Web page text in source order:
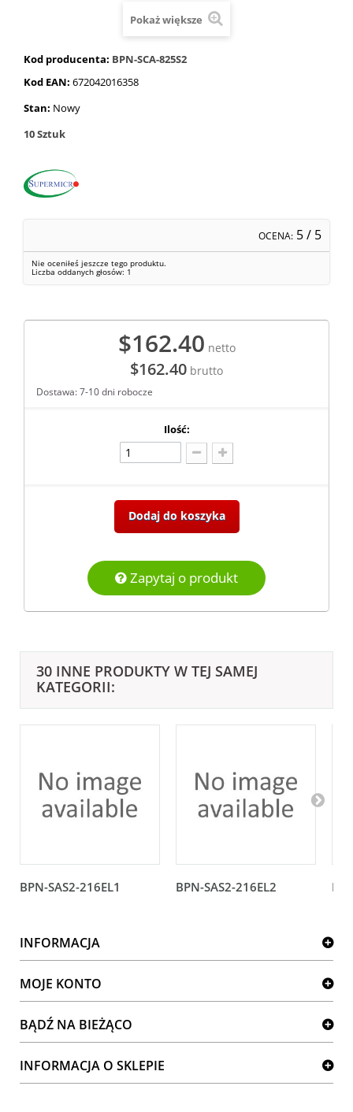
Pokaż większe
Kod producenta: BPN-SCA-825S2
Kod EAN: 672042016358
Stan: Nowy
10Sztuk
OCENA: 5/ 5
Nie oceniłeś jeszcze tego produktu.
Liczba oddanych głosów: 1
$162.40 netto
$162.40 brutto
Dostawa: 7-10 dni robocze
Ilość:
Dodaj do koszyka
Zapytaj o produkt
30 INNE PRODUKTY W TEJ SAMEJ
KATEGORII:
BPN-SAS2-216EL1 BPN-SAS2-216EL2
INFORMACJA
MOJE KONTO
BĄDŹ NA BIEŻĄCO
INFORMACJA O SKLEPIE